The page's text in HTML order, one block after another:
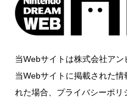
当Webサイトは株式会社アン
当Webサイトに掲載された
れた場合、プライバシーポリ